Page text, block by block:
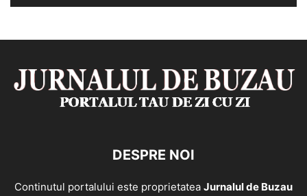
DESPRE NOI
Continutul portalului este proprietatea Jurnalul de Buzau